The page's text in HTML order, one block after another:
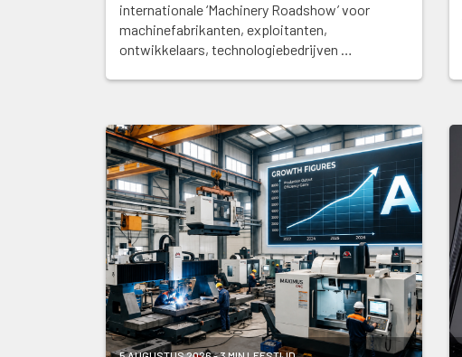
internationale ‘Machinery Roadshow’ voor
machinefabrikanten, exploitanten,
ontwikkelaars, technologiebedrijven …